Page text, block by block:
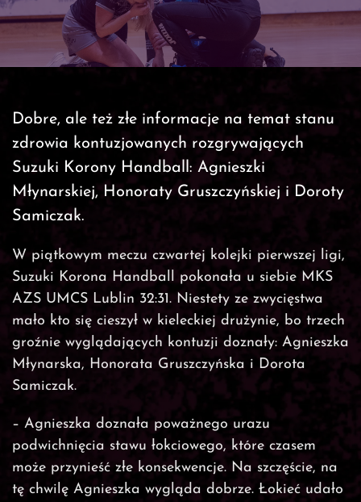
Dobre, ale też złe informacje na temat stanu
zdrowia kontuzjowanych rozgrywających
Suzuki Korony Handball: Agnieszki
Młynarskiej, Honoraty Gruszczyńskiej i Doroty
Samiczak.
W piątkowym meczu czwartej kolejki pierwszej ligi,
Suzuki Korona Handball pokonała u siebie MKS
AZS UMCS Lublin 32:31. Niestety ze zwycięstwa
mało kto się cieszył w kieleckiej drużynie, bo trzech
groźnie wyglądających kontuzji doznały: Agnieszka
Młynarska, Honorata Gruszczyńska i Dorota
Samiczak.
– Agnieszka doznała poważnego urazu
podwichnięcia stawu łokciowego, które czasem
może przynieść złe konsekwencje. Na szczęście, na
tę chwilę Agnieszka wygląda dobrze. Łokieć udało